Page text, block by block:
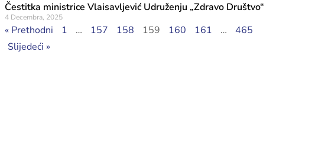
Čestitka ministrice Vlaisavljević Udruženju „Zdravo Društvo“
4 Decembra, 2025
« Prethodni 1 … 157 158 159 160 161 …
465
Slijedeći »